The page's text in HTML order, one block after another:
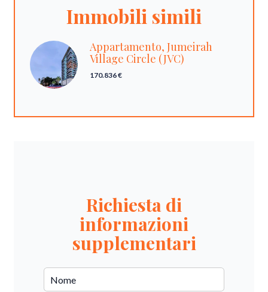
Immobili simili
Appartamento, Jumeirah
Village Circle (JVC)
170.836 €
Richiesta di
informazioni
supplementari